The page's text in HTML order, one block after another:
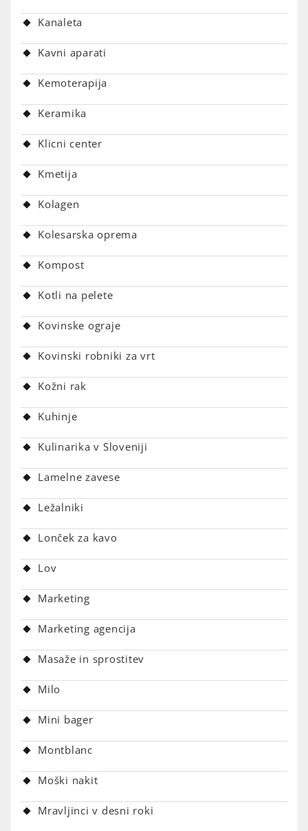
Kanaleta
Kavni aparati
Kemoterapija
Keramika
Klicni center
Kmetija
Kolagen
Kolesarska oprema
Kompost
Kotli na pelete
Kovinske ograje
Kovinski robniki za vrt
Kožni rak
Kuhinje
Kulinarika v Sloveniji
Lamelne zavese
Ležalniki
Lonček za kavo
Lov
Marketing
Marketing agencija
Masaže in sprostitev
Milo
Mini bager
Montblanc
Moški nakit
Mravljinci v desni roki